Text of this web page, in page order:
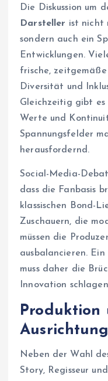
Die Diskussion um
Darsteller ist nicht
sondern auch ein
Entwicklungen.
frische,
Diversität und
Gleichzeitig gibt es
Werte und
Spannungsfelder
herausfordernd.
Social-Media-
dass die Fanbasis
klassischen Bond-
Zuschauern, die
müssen die
ausbalancieren. Ein
muss daher die
Innovation
Produktion
Ausrichtung
Neben der Wahl
Story, Regisseur